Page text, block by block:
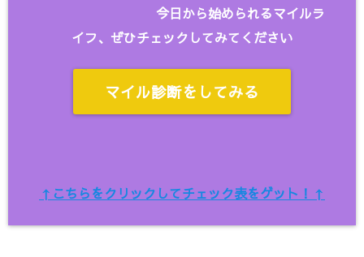
今日から始められるマイルラ
イフ、ぜひチェックしてみてください
マイル診断をしてみる
↑こちらをクリックしてチェック表をゲット！↑